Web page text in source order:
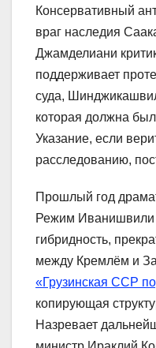
Консервативный
враг наследия
Джамделиани
поддерживает
суда,
которая должна
Указание, если
расследованию,
Прошлый год
Режим Иванишвили
гибридность,
между Кремлём и
«Грузинская ССР
копирующая
Назревает